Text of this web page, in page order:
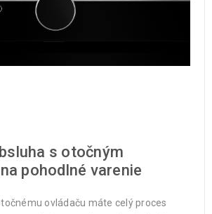
s otočným
pohodlné varenie
ovládaču máte celý proces